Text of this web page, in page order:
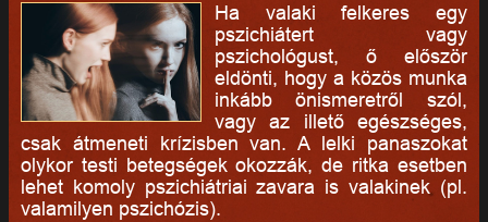
Ha valaki felkeres egy
pszichiátert vagy
pszichológust, ő először
eldönti, hogy a közös munka
inkább önismeretről szól,
vagy az illető egészséges,
csak átmeneti krízisben van. A lelki panaszokat
olykor testi betegségek okozzák, de ritka esetben
lehet komoly pszichiátriai zavara is valakinek (pl.
valamilyen pszichózis).